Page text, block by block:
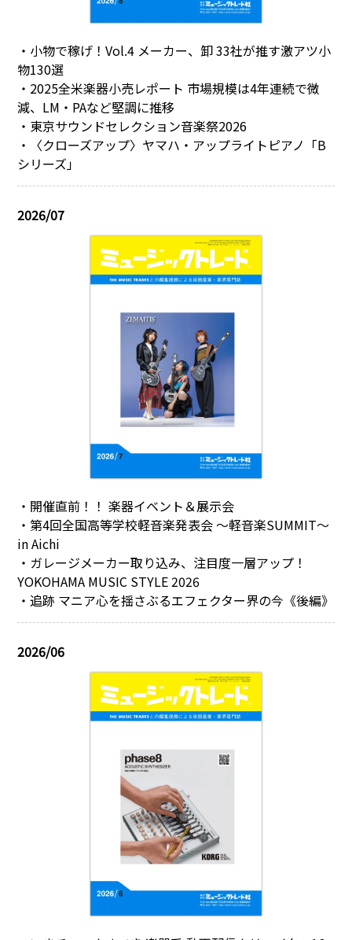
・小物で稼げ！Vol.4 メーカー、卸 33社が推す激アツ小
物130選
・2025全米楽器小売レポート 市場規模は4年連続で微
減、LM・PAなど堅調に推移
・東京サウンドセレクション音楽祭2026
・〈クローズアップ〉ヤマハ・アップライトピアノ「B
シリーズ」
2026/07
・開催直前！！ 楽器イベント＆展示会
・第4回全国高等学校軽音楽発表会 ～軽音楽SUMMIT～
in Aichi
・ガレージメーカー取り込み、注目度一層アップ！
YOKOHAMA MUSIC STYLE 2026
・追跡 マニア心を揺さぶるエフェクター界の今《後編》
2026/06